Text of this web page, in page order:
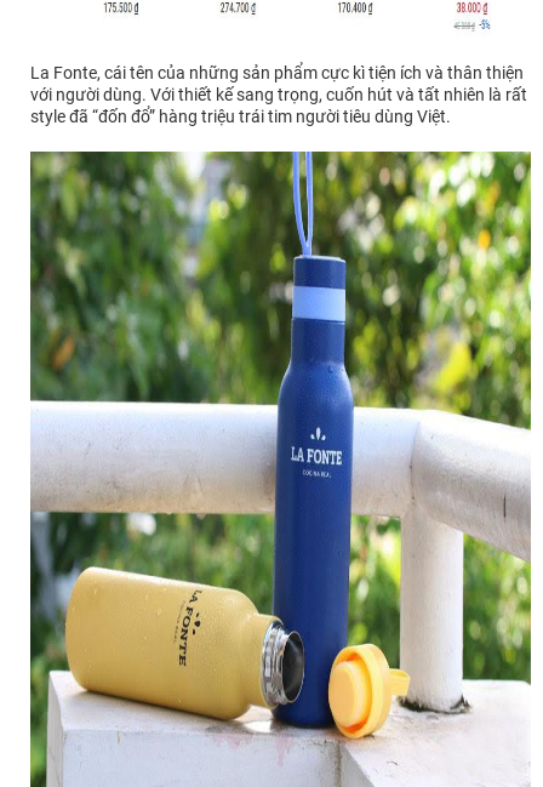
La Fonte, cái tên của những sản phẩm cực kì tiện ích và thân thiện
với người dùng. Với thiết kế sang trọng, cuốn hút và tất nhiên là rất
style đã “đốn đổ” hàng triệu trái tim người tiêu dùng Việt.